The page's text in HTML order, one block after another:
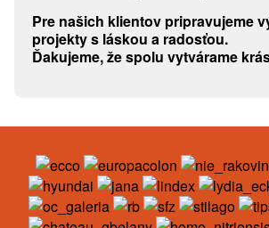
Pre našich klientov pripravujeme
projekty s láskou a radosťou.
Ďakujeme, že spolu vytvárame